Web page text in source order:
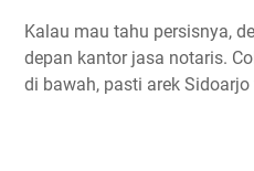
Kalau mau tahu persisnya,
depan kantor jasa notaris.
di bawah, pasti arek